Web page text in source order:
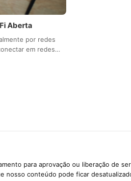
Aberta
por redes
em redes…
para aprovação ou liberação de
conteúdo pode ficar